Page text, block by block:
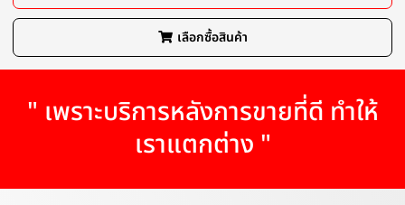
เลือกซื้อสินค้า
" เพราะบริการหลังการขายที่ดี ทำให้
เราแตกต่าง "